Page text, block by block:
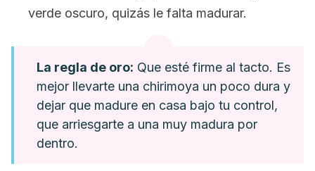
verde oscuro, quizás le falta madurar.
La regla de oro: Que esté firme al tacto. Es
mejor llevarte una chirimoya un poco dura y
dejar que madure en casa bajo tu control,
que arriesgarte a una muy madura por
dentro.